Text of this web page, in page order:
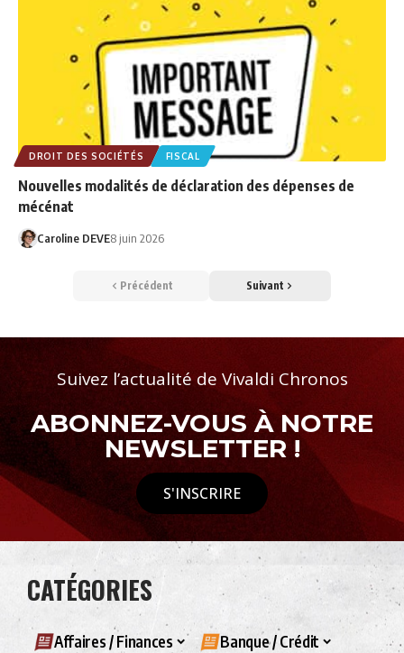
DROIT DES SOCIÉTÉS FISCAL
Nouvelles modalités de déclaration des dépenses de
mécénat
Caroline DEVE8 juin 2026
Précédent Suivant
Suivez l’actualité de Vivaldi Chronos
ABONNEZ-VOUS À NOTRE
NEWSLETTER !
S'INSCRIRE
CATÉGORIES
Affaires / Finances Banque / Crédit